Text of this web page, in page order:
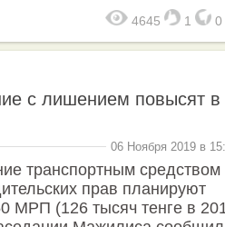
4645 1 0
с лишением повысят в
06 Ноября 2019 в
транспортным средством
прав планируют
МРП (126 тысяч тенге в